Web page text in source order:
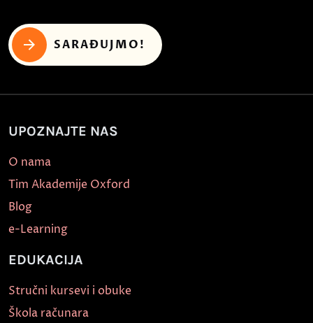
SARAĐUJMO!
UPOZNAJTE NAS
O nama
Tim Akademije Oxford
Blog
e-Learning
EDUKACIJA
Stručni kursevi i obuke
Škola računara